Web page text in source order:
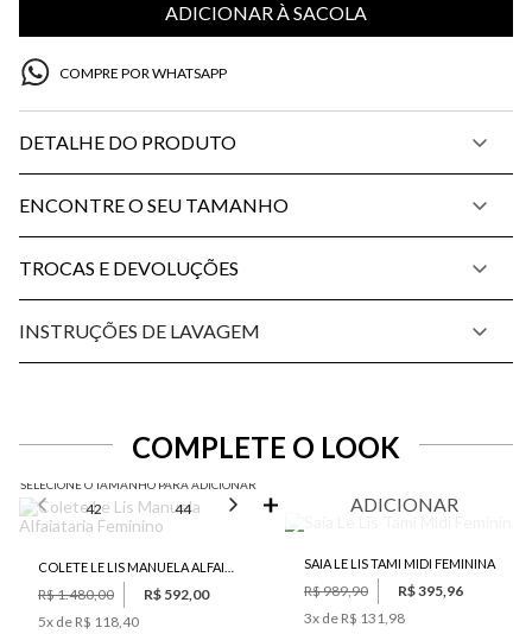
ADICIONAR À SACOLA
COMPRE POR WHATSAPP
DETALHE DO PRODUTO
ENCONTRE O SEU TAMANHO
TROCAS E DEVOLUÇÕES
INSTRUÇÕES DE LAVAGEM
COMPLETE O LOOK
SELECIONE O TAMANHO PARA ADICIONAR
42 44 46
R$ 1.480,00
R$ 592,00
5x de R$ 118,40
ADICIONAR
SAIA LE LIS TAMI MIDI FEMININA
R$ 989,90
R$ 395,96
3x de R$ 131,98